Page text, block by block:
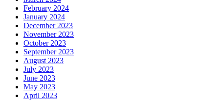
February 2024
January 2024
December 2023
November 2023
October 2023
September 2023
August 2023
July 2023
June 2023
May 2023
April 2023